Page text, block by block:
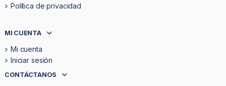
Política de privacidad
MI CUENTA
Mi cuenta
Iniciar sesión
CONTÁCTANOS